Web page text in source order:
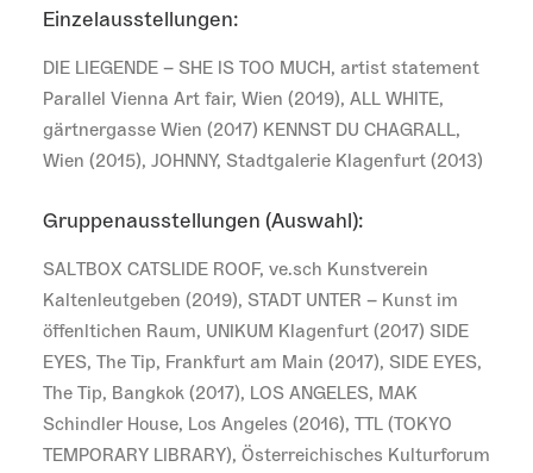
Einzelausstellungen:
DIE LIEGENDE – SHE IS TOO MUCH, artist statement
Parallel Vienna Art fair, Wien (2019), ALL WHITE,
gärtnergasse Wien (2017) KENNST DU CHAGRALL,
Wien (2015), JOHNNY, Stadtgalerie Klagenfurt (2013)
Gruppenausstellungen (Auswahl):
SALTBOX CATSLIDE ROOF, ve.sch Kunstverein
Kaltenleutgeben (2019), STADT UNTER – Kunst im
öffenltichen Raum, UNIKUM Klagenfurt (2017) SIDE
EYES, The Tip, Frankfurt am Main (2017), SIDE EYES,
The Tip, Bangkok (2017), LOS ANGELES, MAK
Schindler House, Los Angeles (2016), TTL (TOKYO
TEMPORARY LIBRARY), Österreichisches Kulturforum